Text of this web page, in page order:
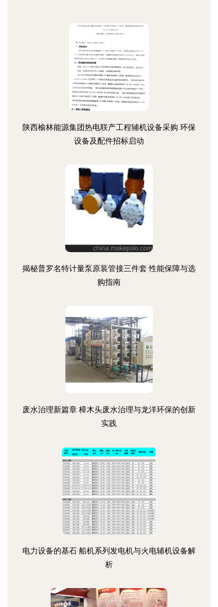
陕西榆林能源集团热电联产工程辅机设备采购 环保
设备及配件招标启动
揭秘普罗名特计量泵原装管接三件套 性能保障与选
购指南
废水治理新篇章 樟木头废水治理与龙洋环保的创新
实践
电力设备的基石 船机系列发电机与火电辅机设备解
析